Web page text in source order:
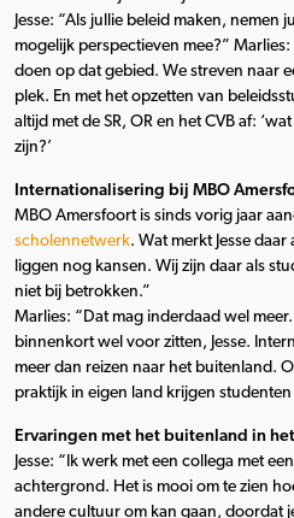
Jesse: “Als jullie beleid maken, nemen
mogelijk perspectieven mee?”
doen op dat gebied. We streven naar
plek. En met het opzetten van
altijd met de SR, OR en het CVB af:
zijn?’
Internationalisering bij MBO
MBO Amersfoort is sinds vorig jaar
scholennetwerk. Wat merkt Jesse
liggen nog kansen. Wij zijn daar als
niet bij betrokken.”
Marlies: “Dat mag inderdaad wel
binnenkort wel voor zitten, Jesse.
meer dan reizen naar het buitenland.
praktijk in eigen land krijgen studenten
Ervaringen met het buitenland in
Jesse: “Ik werk met een collega met
achtergrond. Het is mooi om te zien
andere cultuur om kan gaan, doordat